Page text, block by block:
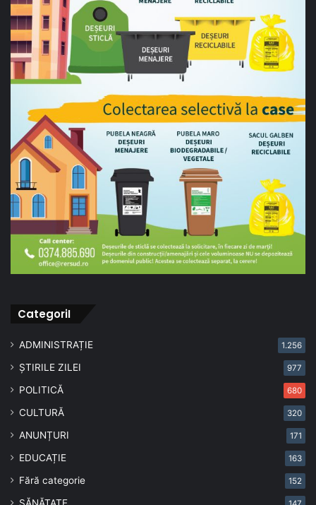
CategoriI
ADMINISTRAȚIE 1.256
ȘTIRILE ZILEI 977
POLITICĂ 680
CULTURĂ 320
ANUNȚURI 171
EDUCAȚIE 163
Fără categorie 152